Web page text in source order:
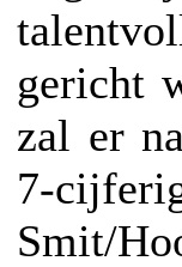
gericht
zal er
7-
Smit/